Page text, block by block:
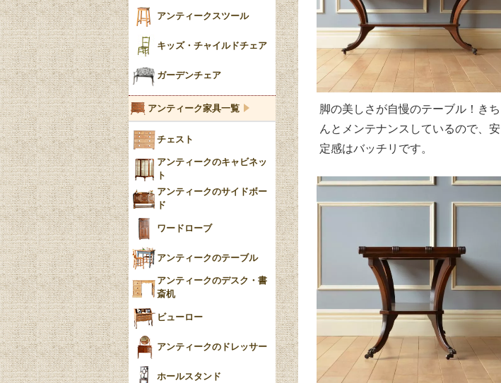
脚の美しさが自慢のテーブル！きち
んとメンテナンスしているので、安
定感はバッチリです。
花瓶おしゃれ
陶器の人形
キャンドルホルダー
陶磁器の模様一覧
イマリ（IMARI）
ブルー＆ホワイト
ブルーウィローパターン
Blue）
YUAN
チンツ
クリノリン
アンティークスツール
キッズ・チャイルドチェア
ガーデンチェア
アンティーク家具一覧
チェスト
アンティークのキャビネッ
ト
アンティークのサイドボー
ド
ワードローブ
アンティークのテーブル
アンティークのデスク・書
斎机
ビューロー
アンティークのドレッサー
ホールスタンド